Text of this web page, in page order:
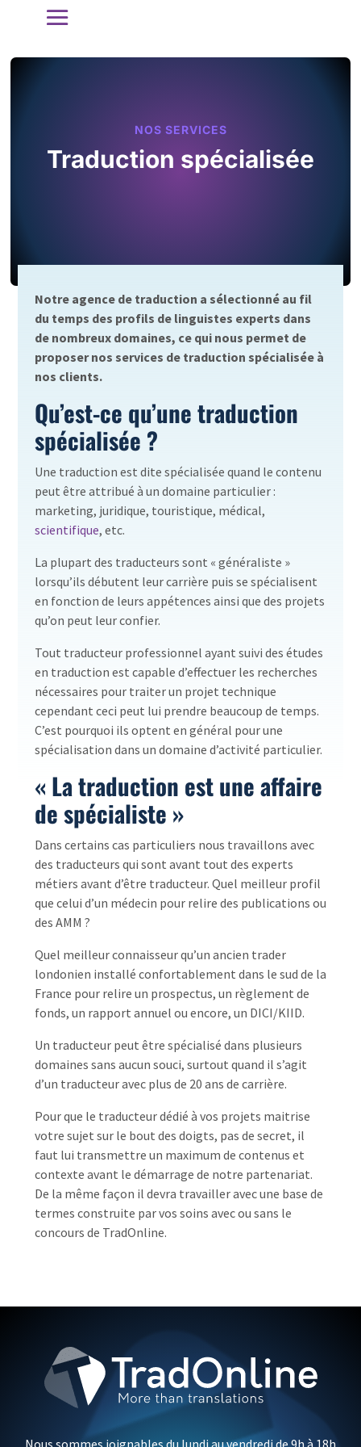
NOS SERVICES
Traduction spécialisée
Notre agence de traduction a sélectionné au fil
du temps des profils de linguistes experts dans
de nombreux domaines, ce qui nous permet de
proposer nos services de traduction spécialisée à
nos clients.
Qu’est-ce qu’une traduction
spécialisée ?
Une traduction est dite spécialisée quand le contenu
peut être attribué à un domaine particulier :
marketing, juridique, touristique, médical,
scientifique, etc.
La plupart des traducteurs sont « généraliste »
lorsqu’ils débutent leur carrière puis se spécialisent
en fonction de leurs appétences ainsi que des projets
qu’on peut leur confier.
Tout traducteur professionnel ayant suivi des études
en traduction est capable d’effectuer les recherches
nécessaires pour traiter un projet technique
cependant ceci peut lui prendre beaucoup de temps.
C’est pourquoi ils optent en général pour une
spécialisation dans un domaine d’activité particulier.
« La traduction est une affaire
de spécialiste »
Dans certains cas particuliers nous travaillons avec
des traducteurs qui sont avant tout des experts
métiers avant d’être traducteur. Quel meilleur profil
que celui d’un médecin pour relire des publications ou
des AMM ?
Quel meilleur connaisseur qu’un ancien trader
londonien installé confortablement dans le sud de la
France pour relire un prospectus, un règlement de
fonds, un rapport annuel ou encore, un DICI/KIID.
Un traducteur peut être spécialisé dans plusieurs
domaines sans aucun souci, surtout quand il s’agit
d’un traducteur avec plus de 20 ans de carrière.
Pour que le traducteur dédié à vos projets maitrise
votre sujet sur le bout des doigts, pas de secret, il
faut lui transmettre un maximum de contenus et
contexte avant le démarrage de notre partenariat.
De la même façon il devra travailler avec une base de
termes construite par vos soins avec ou sans le
concours de TradOnline.
Nous sommes joignables du lundi au vendredi de 9h à 18h